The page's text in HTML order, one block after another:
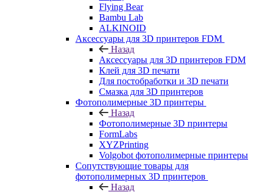
Flying Bear
Bambu Lab
ALKINOID
Аксессуары для 3D принтеров FDM
Назад
Аксессуары для 3D принтеров FDM
Клей для 3D печати
Для постобработки и 3D печати
Смазка для 3D принтеров
Фотополимерные 3D принтеры
Назад
Фотополимерные 3D принтеры
FormLabs
XYZPrinting
Volgobot фотополимерные принтеры
Сопутствующие товары для
фотополимерных 3D принтеров
Назад